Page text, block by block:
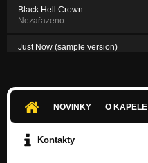
Black Hell Crown
Nezařazeno
Just Now (sample version)
NOVINKY O KAPELE
Kontakty